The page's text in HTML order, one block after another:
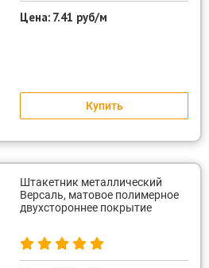
Цена: 7.41 руб/м
Купить
Штакетник металлический
Версаль, матовое полимерное
двухстороннее покрытие